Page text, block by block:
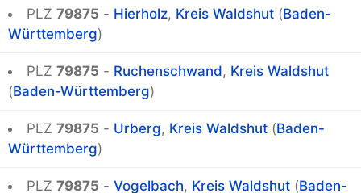
PLZ 79875 - Hierholz, Kreis Waldshut (Baden-
Württemberg)
PLZ 79875 - Ruchenschwand, Kreis Waldshut
(Baden-Württemberg)
PLZ 79875 - Urberg, Kreis Waldshut (Baden-
Württemberg)
PLZ 79875 - Vogelbach, Kreis Waldshut (Baden-